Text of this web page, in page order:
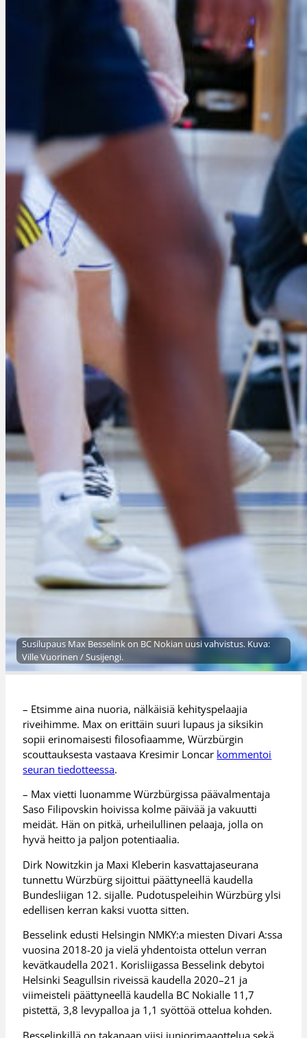
Susilupaus Max Besselink on BC Nokian uusi vahvistus. Kuva:
Ville Vuorinen / Susijengi.
– Etsimme aina nuoria, nälkäisiä kehityspelaajia
riveihimme. Max on erittäin suuri lupaus ja siksikin
sopii erinomaisesti filosofiaamme, Würzbürgin
scouttauksesta vastaava Kresimir Loncar kommentoi
seuran tiedotteessa.
– Max vietti luonamme Würzbürgissa päävalmentaja
Saso Filipovskin hoivissa kolme päivää ja vakuutti
meidät. Hän on pitkä, urheilullinen pelaaja, jolla on
hyvä heitto ja paljon potentiaalia.
Dirk Nowitzkin ja Maxi Kleberin kasvattajaseurana
tunnettu Würzbürg sijoittui päättyneellä kaudella
Bundesliigan 12. sijalle. Pudotuspeleihin Würzbürg ylsi
edellisen kerran kaksi vuotta sitten.
Besselink edusti Helsingin NMKY:a miesten Divari A:ssa
vuosina 2018-20 ja vielä yhdentoista ottelun verran
kevätkaudella 2021. Korisliigassa Besselink debytoi
Helsinki Seagullsin riveissä kaudella 2020–21 ja
viimeisteli päättyneellä kaudella BC Nokialle 11,7
pistettä, 3,8 levypalloa ja 1,1 syöttöä ottelua kohden.
Besselinkillä on takanaan viisi juniorimaaottelua sekä